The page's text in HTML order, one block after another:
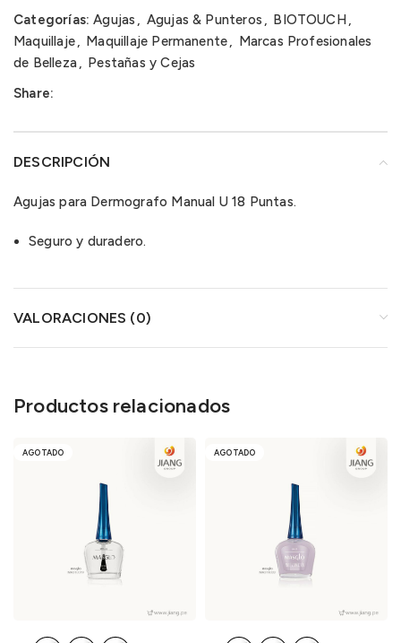
Categorías: Agujas , Agujas & Punteros , BIOTOUCH ,
Maquillaje, Maquillaje Permanente,
Marcas Profesionales
de Belleza, Pestañas y Cejas
Share:
DESCRIPCIÓN
Agujas para Dermografo Manual U 18 Puntas.
Seguro y duradero.
VALORACIONES (0)
Productos relacionados
AGOTADO AGOTADO